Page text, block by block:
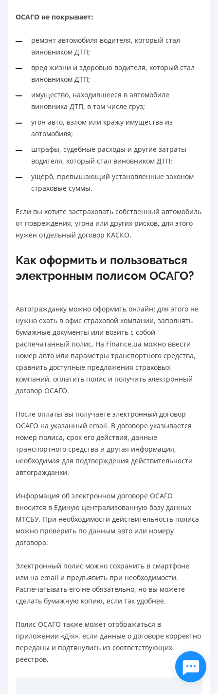
ОСАГО не покрывает:
ремонт автомобиля водителя, который стал
виновником ДТП;
вред жизни и здоровью водителя, который стал
виновником ДТП;
имущество, находившееся в автомобиле
виновника ДТП, в том числе груз;
угон авто, взлом или кражу имущества из
автомобиля;
штрафы, судебные расходы и другие затраты
водителя, который стал виновником ДТП;
ущерб, превышающий установленные законом
страховые суммы.
Если вы хотите застраховать собственный автомобиль
от повреждения, угона или других рисков, для этого
нужен отдельный договор КАСКО.
Как оформить и пользоваться
электронным полисом ОСАГО?
Автогражданку можно оформить онлайн: для этого не
нужно ехать в офис страховой компании, заполнять
бумажные документы или возить с собой
распечатанный полис. На Finance.ua можно ввести
номер авто или параметры транспортного средства,
сравнить доступные предложения страховых
компаний, оплатить полис и получить электронный
договор ОСАГО.
После оплаты вы получаете электронный договор
ОСАГО на указанный email. В договоре указывается
номер полиса, срок его действия, данные
транспортного средства и другая информация,
необходимая для подтверждения действительности
автогражданки.
Информация об электронном договоре ОСАГО
вносится в Единую централизованную базу данных
МТСБУ. При необходимости действительность полиса
можно проверить по данным авто или номеру
договора.
Электронный полис можно сохранить в смартфоне
или на email и предъявить при необходимости.
Распечатывать его не обязательно, но вы можете
сделать бумажную копию, если так удобнее.
Полис ОСАГО также может отображаться в
приложении «Дія», если данные о договоре корректно
переданы и подтянулись из соответствующих
реестров.